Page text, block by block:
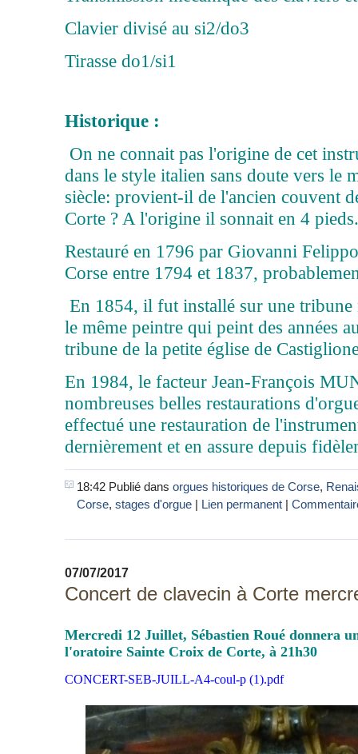
Clavier divisé au si2/do3
Tirasse do1/si1
Historique :
On ne connait pas l'origine de cet
dans le style italien sans doute vers le
siècle: provient-il de l'ancien couvent
Corte ? A l'origine il sonnait en 4 pieds.
Restauré en 1796 par Giovanni
Corse entre 1794 et 1837,
En 1854, il fut installé sur une tribune
le même peintre qui peint des années
tribune de la petite église de
En 1984, le facteur Jean-François
nombreuses belles restaurations
effectué une restauration de
dernièrement et en assure depuis
18:42 Publié dans orgues historiques de Corse,
Corse, stages d'orgue | Lien permanent |
07/07/2017
Concert de clavecin à Corte
Mercredi 12 Juillet, Sébastien Roué donnera
l'oratoire Sainte Croix de Corte, à 21h30
CONCERT-SEB-JUILL-A4-coul-p (1).pdf